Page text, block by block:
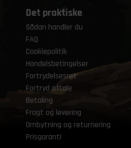
Det praktiske
Sådan handler du
FAQ
Cookiepolitik
Handelsbetingelser
Fortrydelsesret
Fortryd aftale
Betaling
Fragt og levering
Ombytning og returnering
Prisgaranti